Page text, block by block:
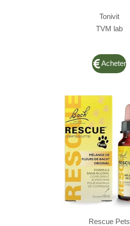
Tonivit
TVM lab
Acheter
Rescue Pets